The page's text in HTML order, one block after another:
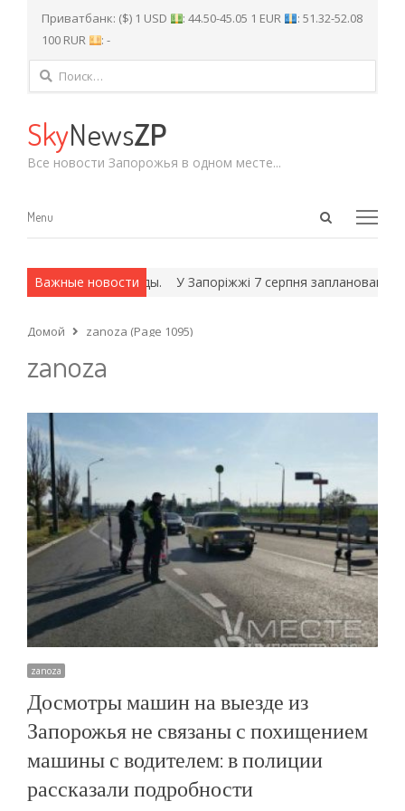
Приватбанк: ($) 1 USD : 44.50-45.05 1 EUR
: 51.32-52.08
100 RUR
: -
Найти:
SkyNewsZP
Все новости Запорожья в одном месте...
Open
Menu
Menu
Важные новости
и армейские методы. У Запоріжжі 7 серпня заплановані
Домой zanoza (Page 1095)
zanoza
zanoza
Досмотры машин на выезде из
Запорожья не связаны с похищением
машины с водителем: в полиции
рассказали подробности